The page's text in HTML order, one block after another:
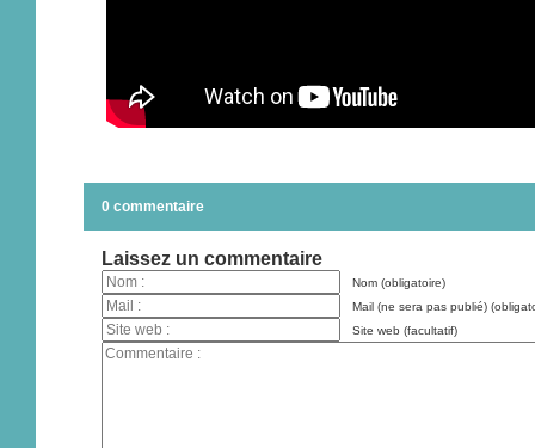
0 commentaire
Laissez un commentaire
Nom (obligatoire)
Mail (ne sera pas publié)
Site web (facultatif)